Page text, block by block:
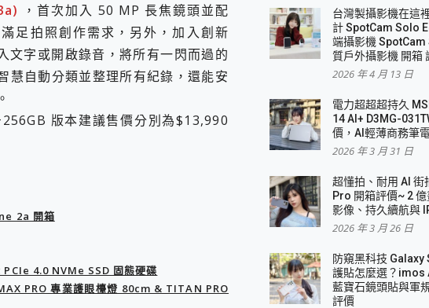
設備充電一起搞定 ONPRO MagReact™ M3 3 in 1可攜摺疊無線充電器 開箱
耳機，無感配戴! 超穩超服貼，音質、通話也很優質
攝影棚!
白 H1 Neo分子篩洗脫烘 AI 滾筒洗衣機
Nest Docking Station 掌機專屬擴充底座 開箱 評測
劇院串流盒 開箱 評測
、vivo X200 就是這麼好拍
一鍵去除人聲 人聲 音樂分離 2024 消除人聲推薦
魔物獵人 Now飛人 ios教學 不出門也可以到處走
門也可以飛遍全世界
充好充滿 CUKTECH 酷態科 300W 微型充電站 開箱 評測
Data Recovery Wizard Free 18.0.0 業界最好的資料救援軟體
Partition Master 就是這麼簡單
焦覆蓋更遠更清晰、2日長續航、頂尖影音娛樂效能~
影像旗艦手機! 加碼小旗艦 Xiaomi 14 開箱 評測
、音質明亮溫潤，並支援雙設備連接~
MSI Claw A1M-026TW 電競掌機
，首次加入 50 MP 長焦鏡頭並配
足拍照創作需求，另外，加入創新
字或開啟錄音，將所有一閃而過的
自動分類並整理所有紀錄，還能安
版本建議售價分別為$13,990
2a 開箱
4.0 NVMe SSD 固態硬碟
PRO 專業護眼檯燈 80cm & TITAN PRO
台灣製攝影機在這
計 SpotCam Solo
端攝影機
質戶外攝影機 開箱
2026 年 4 月 13 日
電力超超超持久
14 AI+ D3MG-
價，AI輕薄商務筆
2026 年 3 月 31 日
超懂拍、耐用 AI
Pro 開箱評價~ 2
影像、持久續航與
2026 年 3 月 26 日
防窺黑科技 Galaxy
護貼怎麼選？imos
藍寶石鏡頭貼與軍
評價